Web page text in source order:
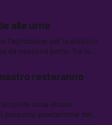
alle urne
l’agitazione per le elezioni,
da nessuna parte. Tra le
in sicurezza la coalizione, e
degli agenti IA
resteranno
cosa diceva
presunto prestanome del